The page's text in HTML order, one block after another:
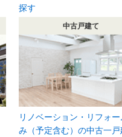
探す
中古戸建て
リノベーション・リフォ
み（予定含む）の中古一戸